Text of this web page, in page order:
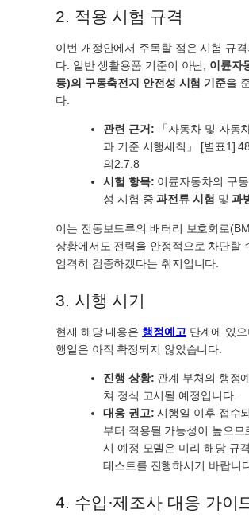
2. 적용 시험 규격
이번 개정안에서 주목할 점은 시험 규
다. 일반 생활용품 기준이 아닌, 이륜자
등)의 구동축전지 안전성 시험 기준을
다.
관련 근거: 「자동차 및 자동
과 기준 시행세칙」 [별표1]
의2.7.8
시험 항목: 이륜자동차의 구
성 시험 중과전류 시험 및과
이는 전동보드류의 배터리 보호회로
상황에서도 전력을 안정적으로 차단할
엄격히 검증하겠다는 취지입니다.
3. 시행 시기
현재 해당 내용은행정예고 단계에 있
행일은 아직 확정되지 않았습니다.
진행 상황: 관계 부처의 행정
쳐 정식 고시될 예정입니다.
대응 권고: 시행일 이후 접수
부터 적용될 가능성이 높으므
시 예정 모델은 미리 해당 규
테스트를 진행하시기 바랍니
4. 수입·제조사 대응 가이